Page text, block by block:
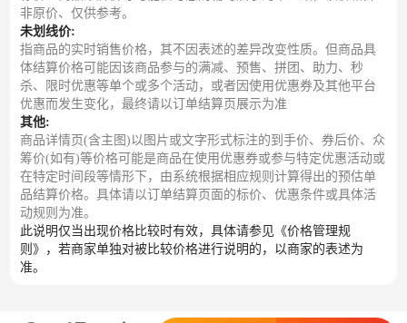
非原价、仅供参考。
未划线价:
指商品的实时销售价格，其不因表述的差异改变性质。但商品具
体结算价格可能因该商品参与的满减、预售、拼团、助力、秒
杀、限时优惠等单个或多个活动，或者因使用优惠券及其他平台
优惠而发生变化，最终请以订单结算页展示为准
其他:
商品详情页(含主图)以图片或文字形式标注的到手价、券后价、众
筹价(如有)等价格可能是商品在使用优惠券或参与特定优惠活动或
在特定时间段等情形下，由系统根据相应规则计算得出的预估单
品结算价格。具体请以订单结算页面的标价、优惠条件或具体活
动规则为准。
此说明仅当出现价格比较时有效，具体请参见《价格管理规
则》，若商家单独对被比较价格进行说明的，以商家的表述为
准。